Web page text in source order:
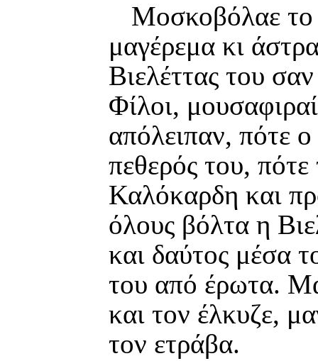
Μοσκοβόλαε το
μαγέρεμα κι
Βιελέττας του
Φίλοι,
απόλειπαν, πότε
πεθερός του, πότε
Καλόκαρδη και
όλους βόλτα η
και δαύτος μέσα
του από έρωτα.
και τον έλκυζε,
τον ετράβα.